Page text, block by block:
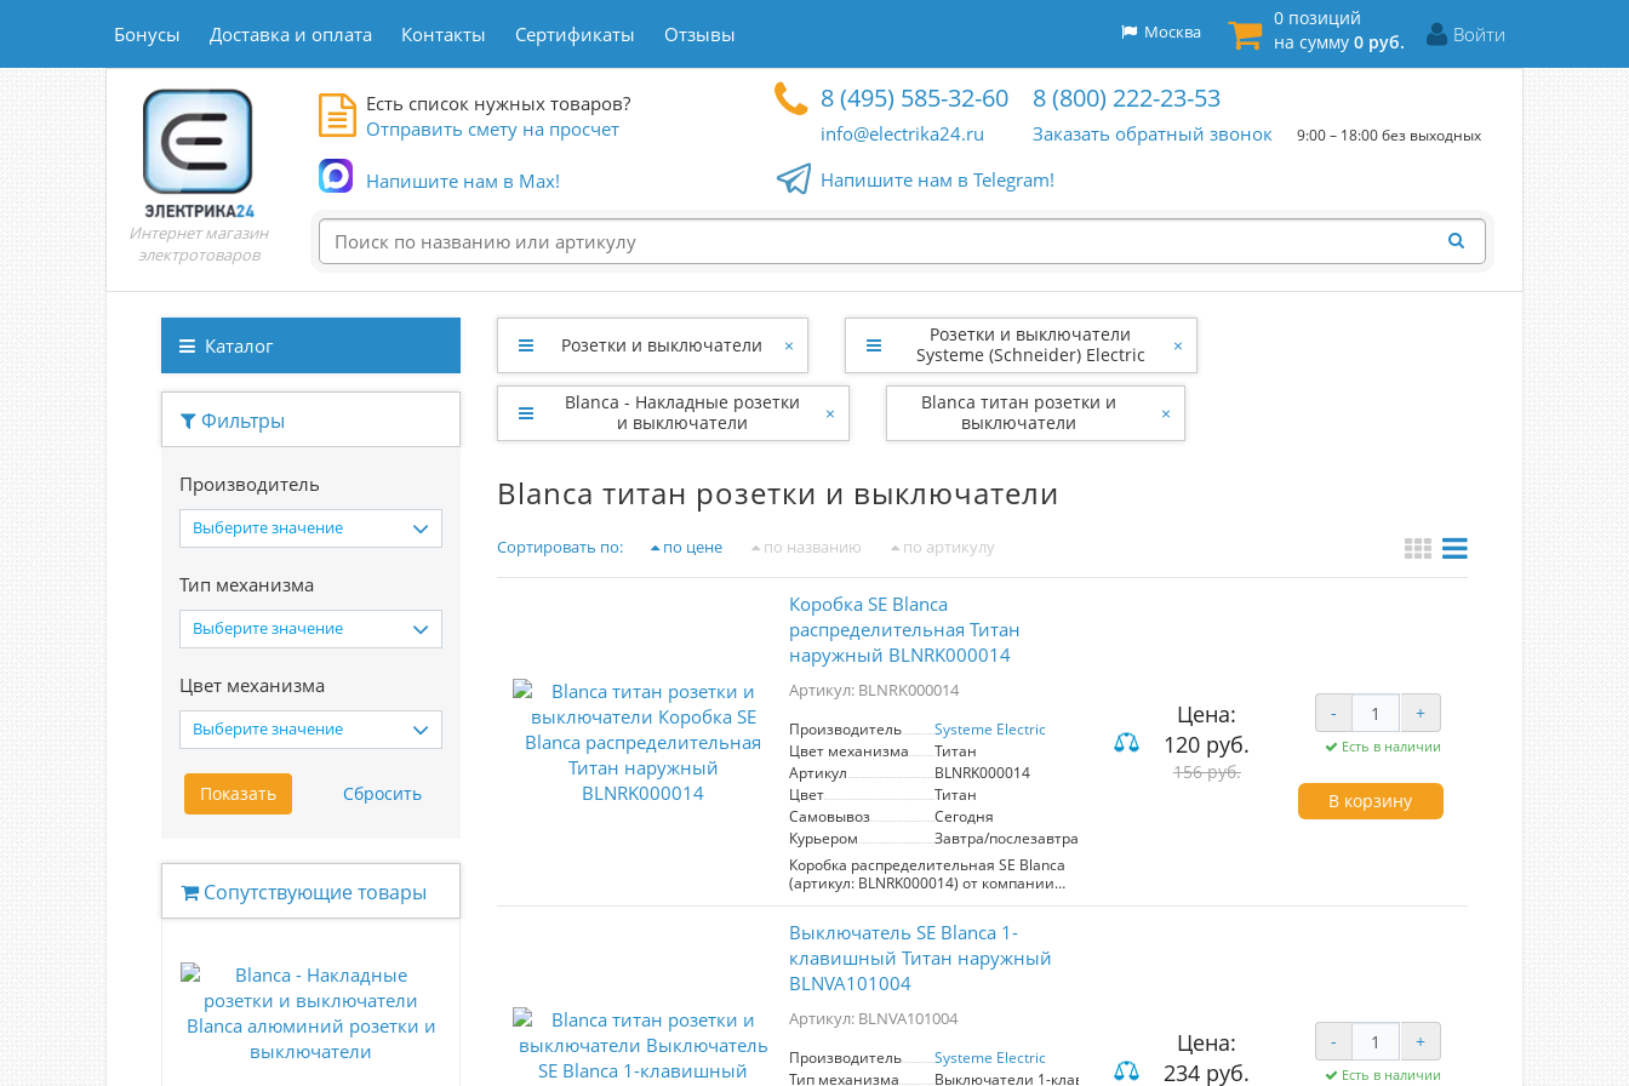
Бонусы Доставка и оплата Контакты Сертификаты Отзывы Войти
0 позиций
на сумму 0 руб.
Москва
Интернет магазин
электротоваров
Есть список нужных товаров?
Отправить смету на просчет
Напишите нам в Max!
8 (495) 585-32-60
info@electrika24.ru
8 (800) 222-23-53
Заказать обратный звонок 9:00 – 18:00 без выходных
Напишите нам в Telegram!
Каталог
Фильтры
Производитель
Выберите значение
Тип механизма
Выберите значение
Цвет механизма
Выберите значение
Сопутствующие товары
Розетки и выключатели ×
Розетки и выключатели
Systeme (Schneider) Electric
×
Blanca - Накладные розетки
и выключатели
×
Blanca титан розетки и
выключатели
×
Blanca титан розетки и выключатели
Сортировать по: по цене по названию по артикулу
Коробка SE Blanca
распределительная Титан
наружный BLNRK000014
Артикул: BLNRK000014
Производитель
Systeme Electric
Цвет механизма
Титан
Артикул
BLNRK000014
Цвет
Титан
Самовывоз
Сегодня
Курьером
Завтра/послезавтра
Коробка распределительная SE Blanca
(артикул: BLNRK000014) от компании
Schneider Electric — это надежное
электрических проводов. Подходящая
для открытой установки, она имеет
степень защиты IP42, что обеспечивает
защиту от твердых предметов и капель
воды. Коробка выполнена в элегантном
титановом цвете с глянцевым
добавляет эстетики любому интерьеру.
Цена:
120 руб.
156 руб.
- +
Есть в наличии
В корзину
Выключатель SE Blanca 1-
клавишный Титан наружный
BLNVA101004
Артикул: BLNVA101004
Производитель
Systeme Electric
Тип механизма
Выключатели 1-клавишные
Цена:
234 руб.
- +
Есть в наличии